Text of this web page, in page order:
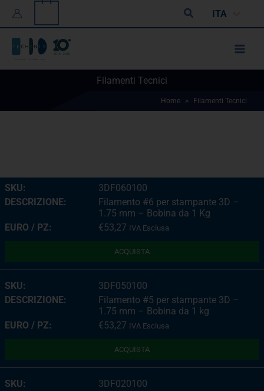
contenuto
Cerca ITA
Filamenti Tecnici
Home > Filamenti Tecnici
3DF060100
Filamento #6 per stampante 3D –
1.75 mm – Bobina da 1 Kg
€53,27 IVA Esclusa
ACQUISTA
3DF050100
Filamento #5 per stampante 3D –
1.75 mm – Bobina da 1 kg
€53,27 IVA Esclusa
ACQUISTA
3DF020100